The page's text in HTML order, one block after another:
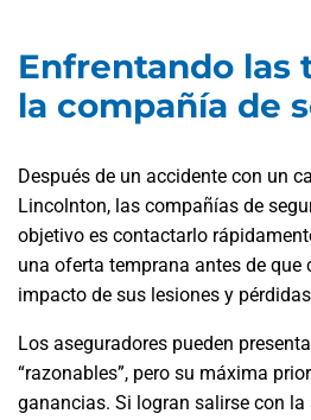
Enfrentando las
la compañía de
Después de un accidente con un
Lincolnton, las compañías de
objetivo es contactarlo
una oferta temprana antes de que
impacto de sus lesiones y
Los aseguradores pueden
“razonables”, pero su máxima
ganancias. Si logran salirse con la